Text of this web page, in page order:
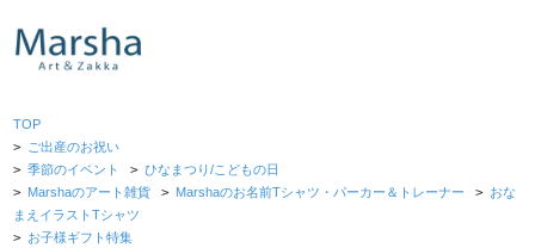
TOP
> ご出産のお祝い
> 季節のイベント > ひなまつり/こどもの日
> Marshaのアート雑貨 > Marshaのお名前Tシャツ・パーカー＆トレーナー > おな
まえイラストTシャツ
> お子様ギフト特集